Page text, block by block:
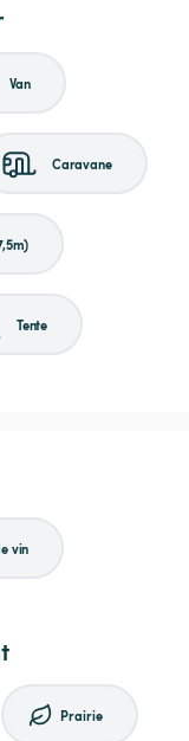
Van
Caravane
Tente
vin
Prairie